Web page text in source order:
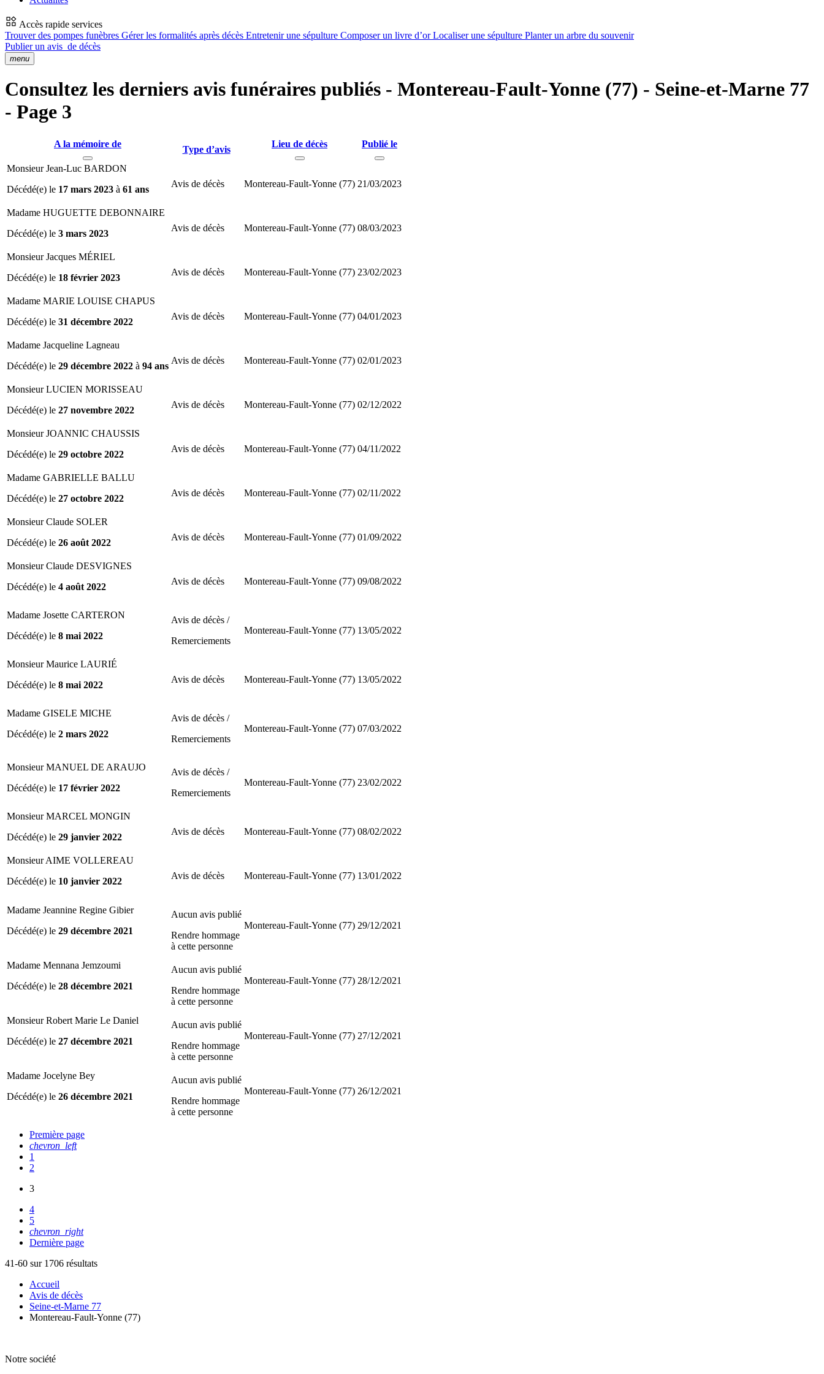
Accès rapide services
Trouver des pompes funèbres Gérer les formalités après décès Entretenir une sépulture Composer un livre d’orLocaliser une sépulture Planter un arbre du souvenir
Publier un avis de décès
menu
Consultez les derniers avis funéraires publiés - Montereau-Fault-Yonne (77) - Seine-et-Marne 77
- Page 3
A la mémoire de
Type d’avis
Lieu de décès Publié le
Monsieur Jean-Luc BARDON
Décédé(e) le 17 mars 2023 à 61 ans
Avis de décès Montereau-Fault-Yonne (77) 21/03/2023
Madame HUGUETTE DEBONNAIRE
Décédé(e) le 3 mars 2023
Avis de décès Montereau-Fault-Yonne (77) 08/03/2023
Monsieur Jacques MÉRIEL
Décédé(e) le 18 février 2023
Avis de décès Montereau-Fault-Yonne (77) 23/02/2023
Madame MARIE LOUISE CHAPUS
Décédé(e) le 31 décembre 2022
Avis de décès Montereau-Fault-Yonne (77) 04/01/2023
Madame Jacqueline Lagneau
Décédé(e) le 29 décembre 2022 à 94 ans
Avis de décès Montereau-Fault-Yonne (77) 02/01/2023
Monsieur LUCIEN MORISSEAU
Décédé(e) le 27 novembre 2022
Avis de décès Montereau-Fault-Yonne (77) 02/12/2022
Monsieur JOANNIC CHAUSSIS
Décédé(e) le 29 octobre 2022
Avis de décès Montereau-Fault-Yonne (77) 04/11/2022
Madame GABRIELLE BALLU
Décédé(e) le 27 octobre 2022
Avis de décès Montereau-Fault-Yonne (77) 02/11/2022
Monsieur Claude SOLER
Décédé(e) le 26 août 2022
Avis de décès Montereau-Fault-Yonne (77) 01/09/2022
Monsieur Claude DESVIGNES
Décédé(e) le 4 août 2022
Avis de décès Montereau-Fault-Yonne (77) 09/08/2022
Madame Josette CARTERON
Décédé(e) le 8 mai 2022
Avis de décès /
Remerciements
Montereau-Fault-Yonne (77) 13/05/2022
Monsieur Maurice LAURIÉ
Décédé(e) le 8 mai 2022
Avis de décès Montereau-Fault-Yonne (77) 13/05/2022
Madame GISELE MICHE
Décédé(e) le 2 mars 2022
Avis de décès /
Remerciements
Montereau-Fault-Yonne (77) 07/03/2022
Monsieur MANUEL DE ARAUJO
Décédé(e) le 17 février 2022
Avis de décès /
Remerciements
Montereau-Fault-Yonne (77) 23/02/2022
Monsieur MARCEL MONGIN
Décédé(e) le 29 janvier 2022
Avis de décès Montereau-Fault-Yonne (77) 08/02/2022
Monsieur AIME VOLLEREAU
Décédé(e) le 10 janvier 2022
Avis de décès Montereau-Fault-Yonne (77) 13/01/2022
Madame Jeannine Regine Gibier
Décédé(e) le 29 décembre 2021
Aucun avis publié
Rendre hommage
à cette personne
Montereau-Fault-Yonne (77) 29/12/2021
Madame Mennana Jemzoumi
Décédé(e) le 28 décembre 2021
Aucun avis publié
Rendre hommage
à cette personne
Montereau-Fault-Yonne (77) 28/12/2021
Monsieur Robert Marie Le Daniel
Décédé(e) le 27 décembre 2021
Aucun avis publié
Rendre hommage
à cette personne
Montereau-Fault-Yonne (77) 27/12/2021
Madame Jocelyne Bey
Décédé(e) le 26 décembre 2021
Aucun avis publié
Rendre hommage
à cette personne
Montereau-Fault-Yonne (77) 26/12/2021
Première page
chevron_left
1
2
3
4
5
chevron_right
Dernière page
41-60 sur 1706 résultats
Accueil
Avis de décès
Seine-et-Marne 77
Montereau-Fault-Yonne (77)
Notre société